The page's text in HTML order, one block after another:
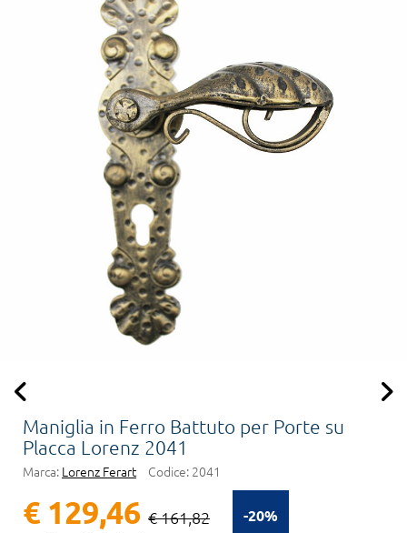
Maniglia in Ferro Battuto per Porte su
Placca Lorenz 2041
Marca: Lorenz Ferart Codice: 2041
-20%
€ 129,46 € 161,82